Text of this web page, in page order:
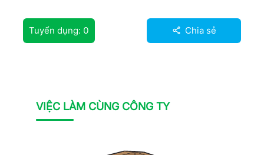
Tuyển dụng: 0 Chia sẻ
VIỆC LÀM CÙNG CÔNG TY